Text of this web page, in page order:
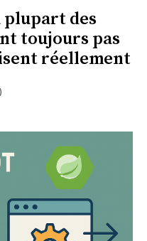
des
toujours pas
réellement